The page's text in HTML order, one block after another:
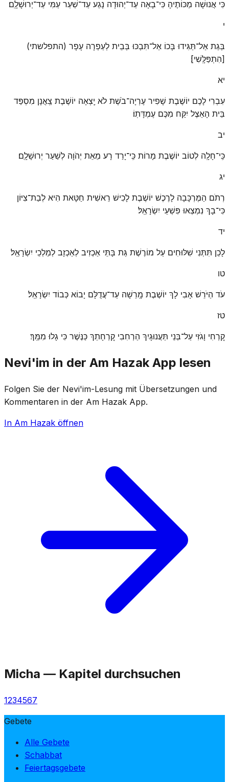
כִּי אֲנוּשָׁה מַכּוֹתֶיהָ כִּי־בָאָה עַד־יְהוּדָה נָגַע עַד־שַׁעַר עַמִּי עַד־יְרוּשָׁלָֽ͏ִם׃
י
בְּגַת אַל־תַּגִּידוּ בָּכוֹ אַל־תִּבְכּוּ בְּבֵית לְעַפְרָה עָפָר (התפלשתי)
[הִתְפַּלָּֽשִׁי]׃
יא
עִבְרִי לָכֶם יוֹשֶׁבֶת שָׁפִיר עֶרְיָה־בֹשֶׁת לֹא יָֽצְאָה יוֹשֶׁבֶת צַֽאֲנָן מִסְפַּד
בֵּית הָאֵצֶל יִקַּח מִכֶּם עֶמְדָּתֽוֹ׃
יב
כִּֽי־חָלָֽה לְטוֹב יוֹשֶׁבֶת מָרוֹת כִּֽי־יָרַד רָע מֵאֵת יְהֹוָה לְשַׁעַר יְרוּשָׁלָֽ͏ִם׃
יג
רְתֹם הַמֶּרְכָּבָה לָרֶכֶשׁ יוֹשֶׁבֶת לָכִישׁ רֵאשִׁית חַטָּאת הִיא לְבַת־צִיּוֹן
כִּי־בָךְ נִמְצְאוּ פִּשְׁעֵי יִשְׂרָאֵֽל׃
יד
לָכֵן תִּתְּנִי שִׁלּוּחִים עַל מוֹרֶשֶׁת גַּת בָּתֵּי אַכְזִיב לְאַכְזָב לְמַלְכֵי יִשְׂרָאֵֽל׃
טו
עֹד הַיֹּרֵשׁ אָבִי לָךְ יוֹשֶׁבֶת מָֽרֵשָׁה עַד־עֲדֻלָּם יָבוֹא כְּבוֹד יִשְׂרָאֵֽל׃
טז
קׇרְחִי וָגֹזִּי עַל־בְּנֵי תַּעֲנוּגָיִךְ הַרְחִבִי קׇרְחָתֵךְ כַּנֶּשֶׁר כִּי גָלוּ מִמֵּֽךְ׃
Nevi'im in der Am Hazak App lesen
Folgen Sie der Nevi'im-Lesung mit Übersetzungen und
Kommentaren in der Am Hazak App.
In Am Hazak öffnen
Micha — Kapitel durchsuchen
1234567
Gebete
Alle Gebete
Schabbat
Feiertagsgebete